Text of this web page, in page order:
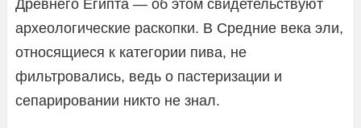
Древнего Египта — об этом свидетельствуют
археологические раскопки. В Средние века эли,
относящиеся к категории пива, не
фильтровались, ведь о пастеризации и
сепарировании никто не знал.